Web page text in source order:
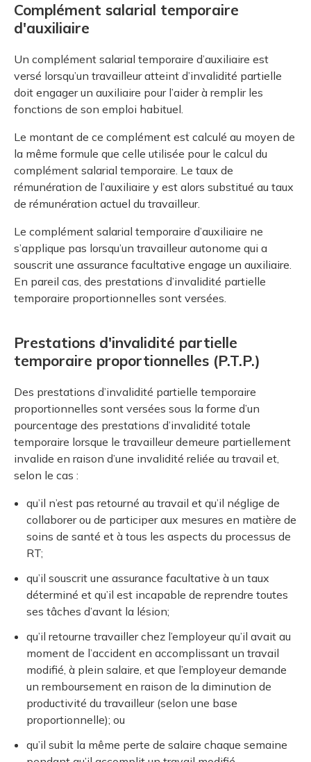
Complément salarial temporaire
d'auxiliaire
Un complément salarial temporaire d’auxiliaire est
versé lorsqu’un travailleur atteint d’invalidité partielle
doit engager un auxiliaire pour l’aider à remplir les
fonctions de son emploi habituel.
Le montant de ce complément est calculé au moyen de
la même formule que celle utilisée pour le calcul du
complément salarial temporaire. Le taux de
rémunération de l’auxiliaire y est alors substitué au taux
de rémunération actuel du travailleur.
Le complément salarial temporaire d’auxiliaire ne
s’applique pas lorsqu’un travailleur autonome qui a
souscrit une assurance facultative engage un auxiliaire.
En pareil cas, des prestations d’invalidité partielle
temporaire proportionnelles sont versées.
Prestations d'invalidité partielle
temporaire proportionnelles (P.T.P.)
Des prestations d’invalidité partielle temporaire
proportionnelles sont versées sous la forme d’un
pourcentage des prestations d’invalidité totale
temporaire lorsque le travailleur demeure partiellement
invalide en raison d’une invalidité reliée au travail et,
selon le cas :
qu’il n’est pas retourné au travail et qu’il néglige de
collaborer ou de participer aux mesures en matière de
soins de santé et à tous les aspects du processus de
RT;
qu’il souscrit une assurance facultative à un taux
déterminé et qu’il est incapable de reprendre toutes
ses tâches d’avant la lésion;
qu’il retourne travailler chez l’employeur qu’il avait au
moment de l’accident en accomplissant un travail
modifié, à plein salaire, et que l’employeur demande
un remboursement en raison de la diminution de
productivité du travailleur (selon une base
proportionnelle); ou
qu’il subit la même perte de salaire chaque semaine